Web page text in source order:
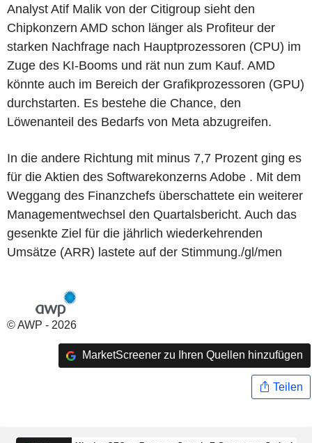
Analyst Atif Malik von der Citigroup sieht den
Chipkonzern AMD schon länger als Profiteur der
starken Nachfrage nach Hauptprozessoren (CPU) im
Zuge des KI-Booms und rät nun zum Kauf. AMD
könnte auch im Bereich der Grafikprozessoren (GPU)
durchstarten. Es bestehe die Chance, den
Löwenanteil des Bedarfs von Meta abzugreifen.
In die andere Richtung mit minus 7,7 Prozent ging es
für die Aktien des Softwarekonzerns Adobe . Mit dem
Weggang des Finanzchefs überschattete ein weiterer
Managementwechsel den Quartalsbericht. Auch das
gesenkte Ziel für die jährlich wiederkehrenden
Umsätze (ARR) lastete auf der Stimmung./gl/men
© AWP - 2026
MarketScreener zu Ihren Quellen hinzufügen
Teilen